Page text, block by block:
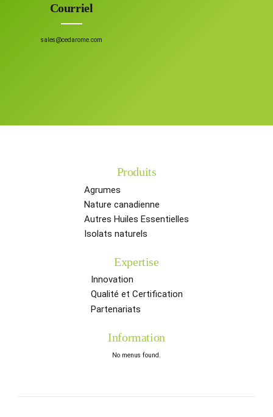
Courriel
sales@cedarome.com
Produits
Agrumes
Nature canadienne
Autres Huiles Essentielles
Isolats naturels
Expertise
Innovation
Qualité et Certification
Partenariats
Information
No menus found.